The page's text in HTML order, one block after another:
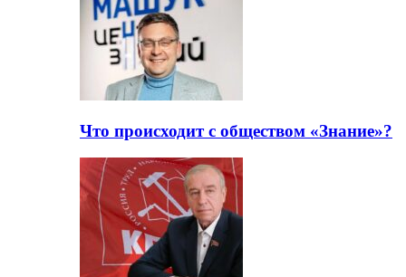
Что происходит с обществом «Знание»?